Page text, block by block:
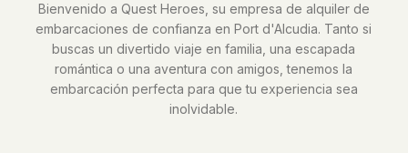
Bienvenido a Quest Heroes, su empresa de alquiler de
embarcaciones de confianza en Port d'Alcudia. Tanto si
buscas un divertido viaje en familia, una escapada
romántica o una aventura con amigos, tenemos la
embarcación perfecta para que tu experiencia sea
inolvidable.